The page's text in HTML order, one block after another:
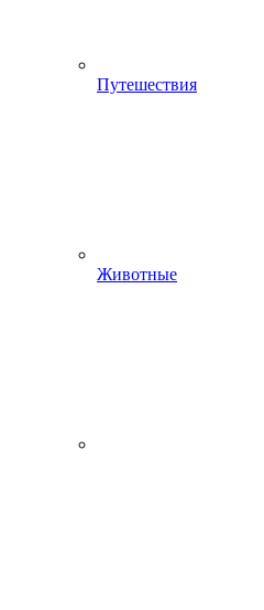
Путешествия
Животные